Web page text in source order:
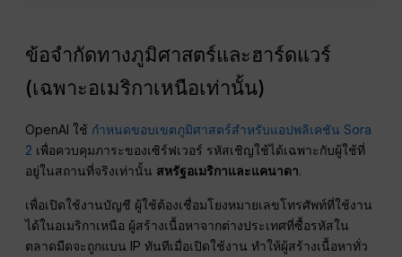
ข้อจำกัดทางภูมิศาสตร์และฮาร์ดแวร์
(เฉพาะอเมริกาเหนือเท่านั้น)
OpenAI ใช้ กำหนดขอบเขตภูมิศาสตร์สำหรับแอปพลิเคชัน Sora
2 เพื่อควบคุมภาระของเซิร์ฟเวอร์ รหัสเชิญใช้ได้เฉพาะกับผู้ใช้ที่
อยู่ในสถานที่จริงเท่านั้น สหรัฐอเมริกาและแคนาดา.
เพื่อเปิดใช้งานบัญชี ผู้ใช้ต้องเชื่อมโยงหมายเลขโทรศัพท์ที่ใช้งาน
ได้ในอเมริกาเหนือ ผู้สร้างเนื้อหาจากต่างประเทศที่ซื้อรหัสใน
ตลาดมืดจะถูกแบน IP ทันทีเมื่อเปิดใช้งาน ทำให้ผู้สร้างเนื้อหาทั่ว